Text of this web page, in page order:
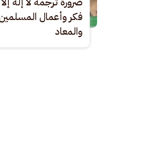
فكر وأعمال
والمعاد